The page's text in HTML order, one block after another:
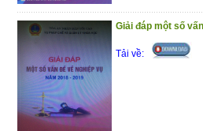
Giải đáp một số
Tải về: